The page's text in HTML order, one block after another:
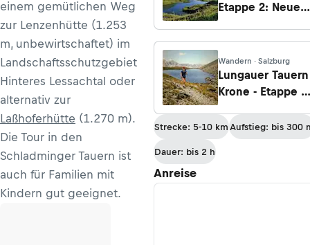
einem gemütlichen Weg
zur Lenzenhütte (1.253
m, unbewirtschaftet) im
Landschaftsschutzgebiet
Hinteres Lessachtal oder
alternativ zur
Laßhoferhütte (1.270 m).
Die Tour in den
Schladminger Tauern ist
auch für Familien mit
Kindern gut geeignet.
Etappe 2: Neue
- Konstanzer
Hütte
Wandern · Salzburg
Lungauer Tauern
Krone - Etappe
zur Laßhoferalm
Strecke: 5-10 km Aufstieg: bis 300
Dauer: bis 2 h
Anreise